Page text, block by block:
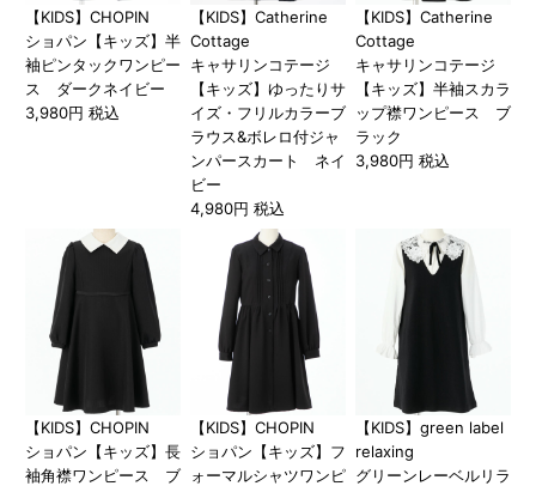
【KIDS】CHOPIN
ショパン【キッズ】半
袖ピンタックワンピー
ス ダークネイビー
3,980円 税込
【KIDS】Catherine
Cottage
キャサリンコテージ
【キッズ】ゆったりサ
イズ・フリルカラーブ
ラウス&ボレロ付ジャ
ンパースカート ネイ
ビー
4,980円 税込
【KIDS】Catherine
Cottage
キャサリンコテージ
【キッズ】半袖スカラ
ップ襟ワンピース ブ
ラック
3,980円 税込
【KIDS】CHOPIN
ショパン【キッズ】長
袖角襟ワンピース ブ
【KIDS】CHOPIN
ショパン【キッズ】フ
ォーマルシャツワンピ
【KIDS】green label
relaxing
グリーンレーベルリラ